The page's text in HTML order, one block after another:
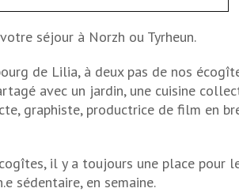
séjour à Norzh ou Tyrheun.
de Lilia, à deux pas de nos
avec un jardin, une cuisine
graphiste, productrice de film en
il y a toujours une place pour
sédentaire, en semaine.